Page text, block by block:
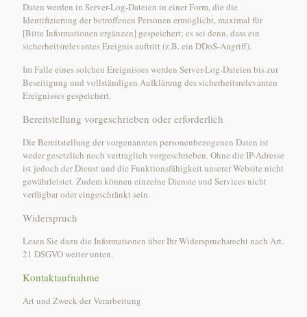
Daten werden in Server-Log-Dateien in einer Form, die die
Identifizierung der betroffenen Personen ermöglicht, maximal für
[Bitte Informationen ergänzen] gespeichert; es sei denn, dass ein
sicherheitsrelevantes Ereignis auftritt (z.B. ein DDoS-Angriff).
Im Falle eines solchen Ereignisses werden Server-Log-Dateien bis zur
Beseitigung und vollständigen Aufklärung des sicherheitsrelevanten
Ereignisses gespeichert.
Bereitstellung vorgeschrieben oder erforderlich
Die Bereitstellung der vorgenannten personenbezogenen Daten ist
weder gesetzlich noch vertraglich vorgeschrieben. Ohne die IP-Adresse
ist jedoch der Dienst und die Funktionsfähigkeit unserer Website nicht
gewährleistet. Zudem können einzelne Dienste und Services nicht
verfügbar oder eingeschränkt sein.
Widerspruch
Lesen Sie dazu die Informationen über Ihr Widerspruchsrecht nach Art.
21 DSGVO weiter unten.
Kontaktaufnahme
Art und Zweck der Verarbeitung